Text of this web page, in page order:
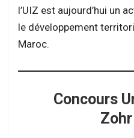
l’UIZ est aujourd’hui un
le développement
Maroc.
Concours